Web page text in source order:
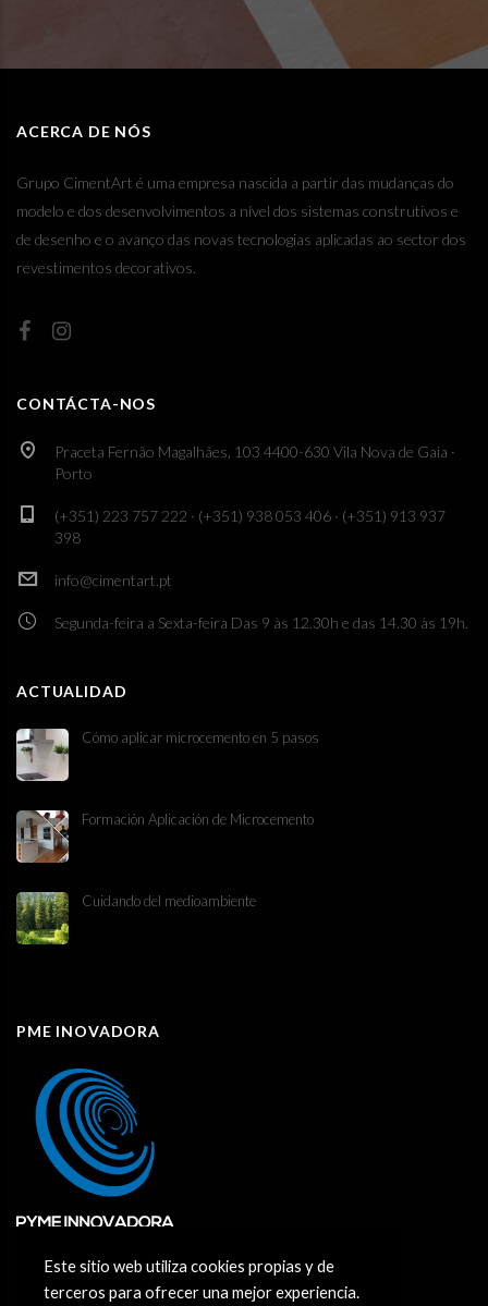
be
ACERCA DE NÓS
Grupo CimentArt é uma empresa nascida a partir das mudanças do
modelo e dos desenvolvimentos a nível dos sistemas construtivos e
de desenho e o avanço das novas tecnologias aplicadas ao sector dos
revestimentos decorativos.
CONTÁCTA-NOS
Praceta Fernão Magalhães, 103 4400-630 Vila Nova de Gaia ·
Porto
(+351) 223 757 222 · (+351) 938 053 406 · (+351) 913 937
398
info@cimentart.pt
Segunda-feira a Sexta-feira Das 9 às 12.30h e das 14.30 às 19h.
ACTUALIDAD
Cómo aplicar microcemento en 5 pasos
Formación Aplicación de Microcemento
Cuidando del medioambiente
PME INOVADORA
Este sitio web utiliza cookies propias y de
terceros para ofrecer una mejor experiencia.